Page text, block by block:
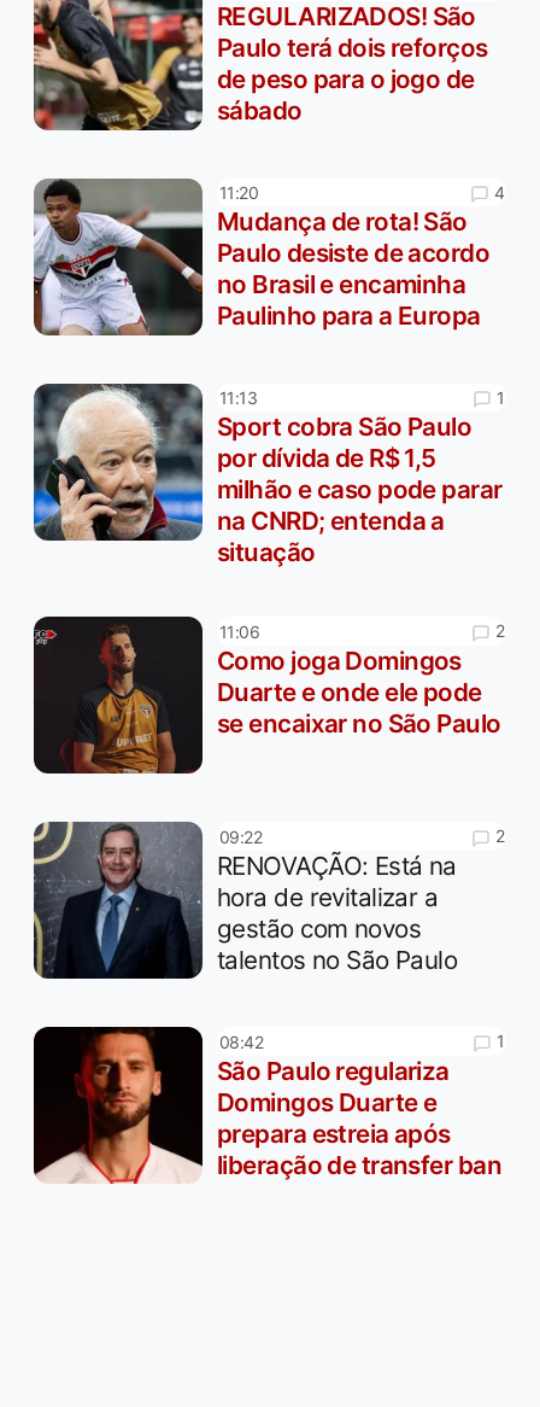
REGULARIZADOS! São
Paulo terá dois reforços
de peso para o jogo de
sábado
11:20 4
Mudança de rota! São
Paulo desiste de acordo
no Brasil e encaminha
Paulinho para a Europa
11:13 1
Sport cobra São Paulo
por dívida de R$ 1,5
milhão e caso pode parar
na CNRD; entenda a
situação
11:06 2
Como joga Domingos
Duarte e onde ele pode
se encaixar no São Paulo
09:22 2
RENOVAÇÃO: Está na
hora de revitalizar a
gestão com novos
talentos no São Paulo
08:42 1
São Paulo regulariza
Domingos Duarte e
prepara estreia após
liberação de transfer ban